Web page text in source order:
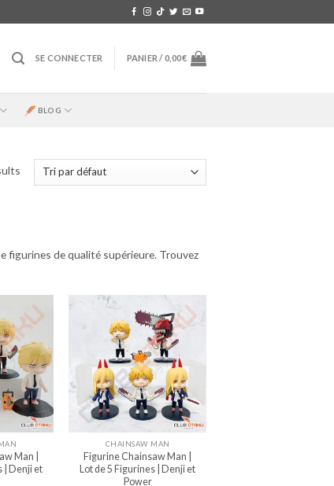
SE CONNECTER PANIER /0,00€
BLOG
figurines de qualité supérieure. Trouvez
Man |
| Denji et
CHAINSAW MAN
Figurine Chainsaw Man |
Lot de 5 Figurines | Denji et
Power